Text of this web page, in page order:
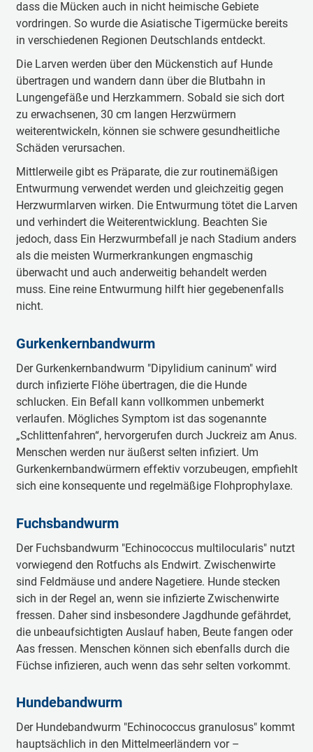
dass die Mücken auch in nicht heimische Gebiete
vordringen. So wurde die Asiatische Tigermücke bereits
in verschiedenen Regionen Deutschlands entdeckt.
Die Larven werden über den Mückenstich auf Hunde
übertragen und wandern dann über die Blutbahn in
Lungengefäße und Herzkammern. Sobald sie sich dort
zu erwachsenen, 30 cm langen Herzwürmern
weiterentwickeln, können sie schwere gesundheitliche
Schäden verursachen.
Mittlerweile gibt es Präparate, die zur routinemäßigen
Entwurmung verwendet werden und gleichzeitig gegen
Herzwurmlarven wirken. Die Entwurmung tötet die Larven
und verhindert die Weiterentwicklung. Beachten Sie
jedoch, dass Ein Herzwurmbefall je nach Stadium anders
als die meisten Wurmerkrankungen engmaschig
überwacht und auch anderweitig behandelt werden
muss. Eine reine Entwurmung hilft hier gegebenenfalls
nicht.
Gurkenkernbandwurm
Der Gurkenkernbandwurm "Dipylidium caninum" wird
durch infizierte Flöhe übertragen, die die Hunde
schlucken. Ein Befall kann vollkommen unbemerkt
verlaufen. Mögliches Symptom ist das sogenannte
„Schlittenfahren“, hervorgerufen durch Juckreiz am Anus.
Menschen werden nur äußerst selten infiziert. Um
Gurkenkernbandwürmern effektiv vorzubeugen, empfiehlt
sich eine konsequente und regelmäßige Flohprophylaxe.
Fuchsbandwurm
Der Fuchsbandwurm "Echinococcus multilocularis" nutzt
vorwiegend den Rotfuchs als Endwirt. Zwischenwirte
sind Feldmäuse und andere Nagetiere. Hunde stecken
sich in der Regel an, wenn sie infizierte Zwischenwirte
fressen. Daher sind insbesondere Jagdhunde gefährdet,
die unbeaufsichtigten Auslauf haben, Beute fangen oder
Aas fressen. Menschen können sich ebenfalls durch die
Füchse infizieren, auch wenn das sehr selten vorkommt.
Hundebandwurm
Der Hundebandwurm "Echinococcus granulosus" kommt
hauptsächlich in den Mittelmeerländern vor –